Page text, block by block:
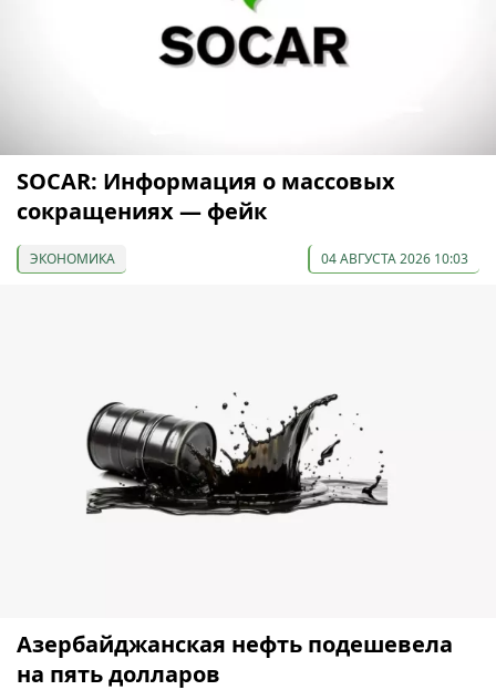
SOCAR: Информация о массовых
сокращениях — фейк
ЭКОНОМИКА 04 АВГУСТА 2026 10:03
Азербайджанская нефть подешевела
на пять долларов